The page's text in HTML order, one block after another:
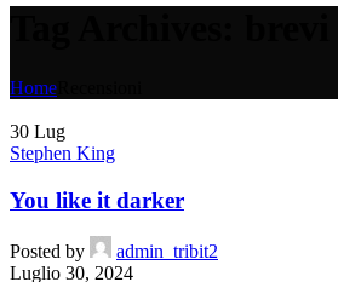
Home
30 Lug
Stephen King
You like it darker
Posted by
admin_tribit2
Luglio 30, 2024